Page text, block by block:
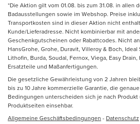
*Die Aktion gilt vom 01.08. bis zum 31.08. in allen
Badausstellungen sowie im Webshop. Preise
Transportkosten sind in dieser Aktion nicht
Kunde/Lieferadresse. Nicht kombinierbar mit
Geschenkgutscheinen oder Rabattcodes. Nicht
HansGrohe, Grohe, Duravit, Villeroy & Boch, Ideal
Lithofin, Burda, Soudal, Fernox, Viega, Easy Drain,
Ersatzteile und Maßanfertigungen.
Die gesetzliche Gewährleistung von 2 Jahren
bis zu 10 Jahre kommerzielle Garantie, die
Bedingungen unterscheiden sich je nach Produkt
Produktseiten einsehbar.
Allgemeine Geschäftsbedingungen - Datenschutz